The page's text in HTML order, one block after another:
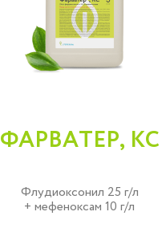
ФАРВАТЕР, КС
Флудиоксонил 25 г/л
+ мефеноксам 10 г/л